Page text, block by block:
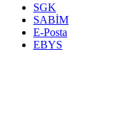
SGK
SABİM
E-Posta
EBYS